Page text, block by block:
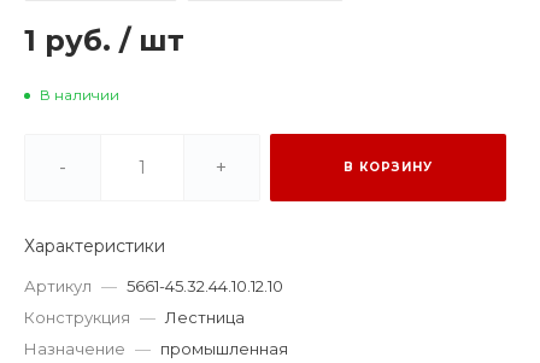
1 руб. / шт
В наличии
- + В КОРЗИНУ
Характеристики
Артикул — 5661-45.32.44.10.12.10
Конструкция — Лестница
Назначение — промышленная